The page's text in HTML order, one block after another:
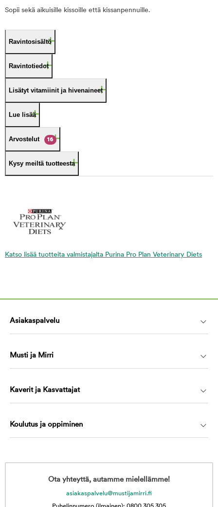
Sopii sekä aikuisille kissoille että kissanpennuille.
Ravintosisältö
Ravintotiedot
Lisätyt vitamiinit ja hivenaineet
Lue lisää
Arvostelut 16
Kysy meiltä tuotteesta
Katso lisää tuotteita valmistajalta Purina Pro Plan Veterinary Diets
Asiakaspalvelu
Musti ja Mirri
Kaverit ja Kasvattajat
Koulutus ja oppiminen
Ota yhteyttä, autamme mielellämme!
asiakaspalvelu@mustijamirri.fi